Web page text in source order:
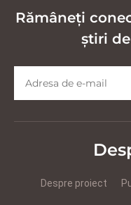
Rămâneți
știri
Despre proiect